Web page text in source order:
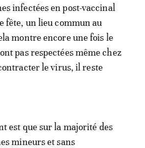
infectées en post-vaccinal
fête, un lieu commun au
montre encore une fois le
pas respectées même chez
le virus, il reste
est que sur la majorité des
mineurs et sans